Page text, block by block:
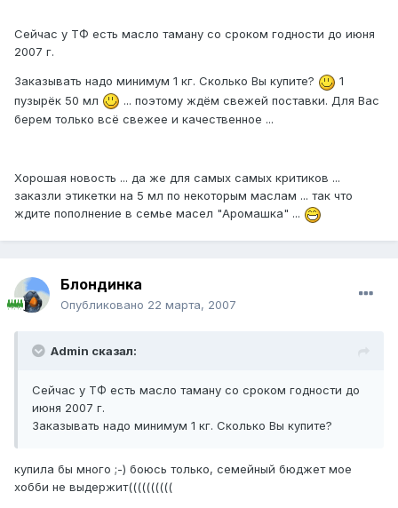
Сейчас у ТФ есть масло таману со сроком годности до июня
2007 г.
Заказывать надо минимум 1 кг. Сколько Вы купите?
1
пузырёк 50 мл
... поэтому ждём свежей поставки. Для Вас
берем только всё свежее и качественное ...
Хорошая новость ... да же для самых самых критиков ...
заказли этикетки на 5 мл по некоторым маслам ... так что
ждите пополнение в семье масел "Аромашка" ...
Блондинка
Опубликовано 22 марта, 2007
Admin сказал:
Сейчас у ТФ есть масло таману со сроком годности до
июня 2007 г.
Заказывать надо минимум 1 кг. Сколько Вы купите?
купила бы много ;-) боюсь только, семейный бюджет мое
хобби не выдержит((((((((((